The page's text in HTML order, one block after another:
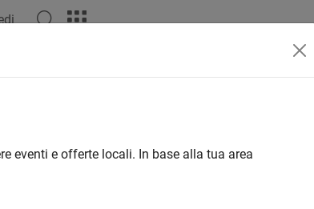
eventi e offerte locali. In base alla tua area